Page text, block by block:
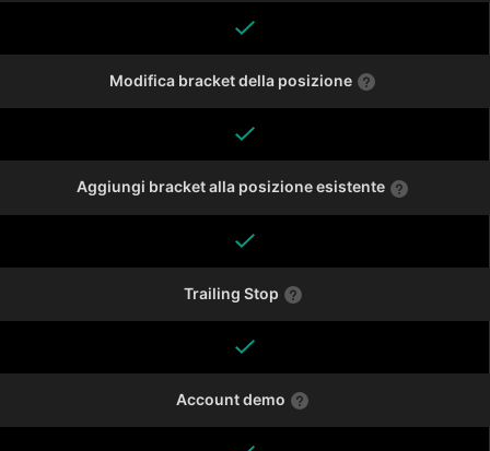
Modifica bracket della posizione
Aggiungi bracket alla posizione esistente
Trailing Stop
Account demo